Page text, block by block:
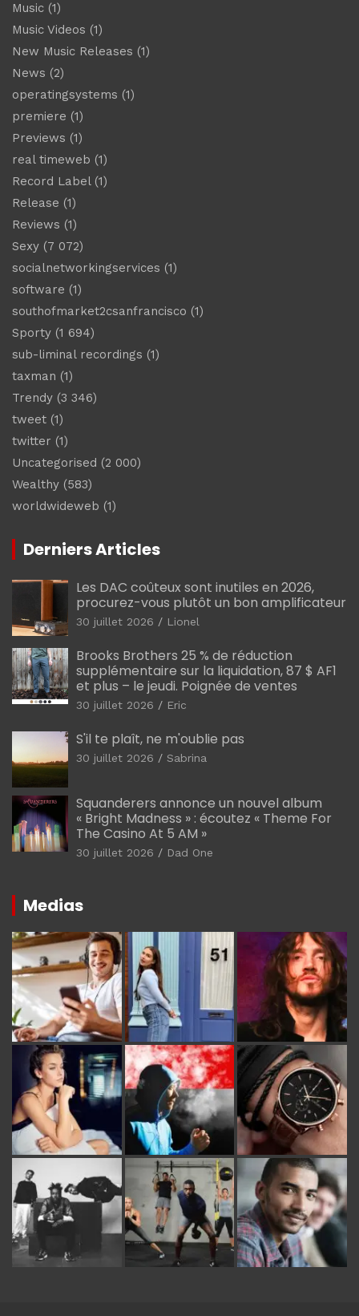
Music (1)
Music Videos (1)
New Music Releases (1)
News (2)
operatingsystems (1)
premiere (1)
Previews (1)
real timeweb (1)
Record Label(1)
Release (1)
Reviews (1)
Sexy (7 072)
socialnetworkingservices (1)
software (1)
southofmarket2csanfrancisco (1)
Sporty (1 694)
sub-liminal recordings (1)
taxman (1)
Trendy (3 346)
tweet (1)
twitter (1)
Uncategorised (2 000)
Wealthy (583)
worldwideweb (1)
Derniers Articles
Les DAC coûteux sont inutiles en 2026,
procurez-vous plutôt un bon amplificateur
30 juillet 2026 Lionel
Brooks Brothers 25 % de réduction
supplémentaire sur la liquidation, 87 $ AF1
et plus – le jeudi. Poignée de ventes
30 juillet 2026 Eric
S'il te plaît, ne m'oublie pas
30 juillet 2026 Sabrina
Squanderers annonce un nouvel album
« Bright Madness » : écoutez « Theme For
The Casino At 5 AM »
30 juillet 2026 Dad One
Medias